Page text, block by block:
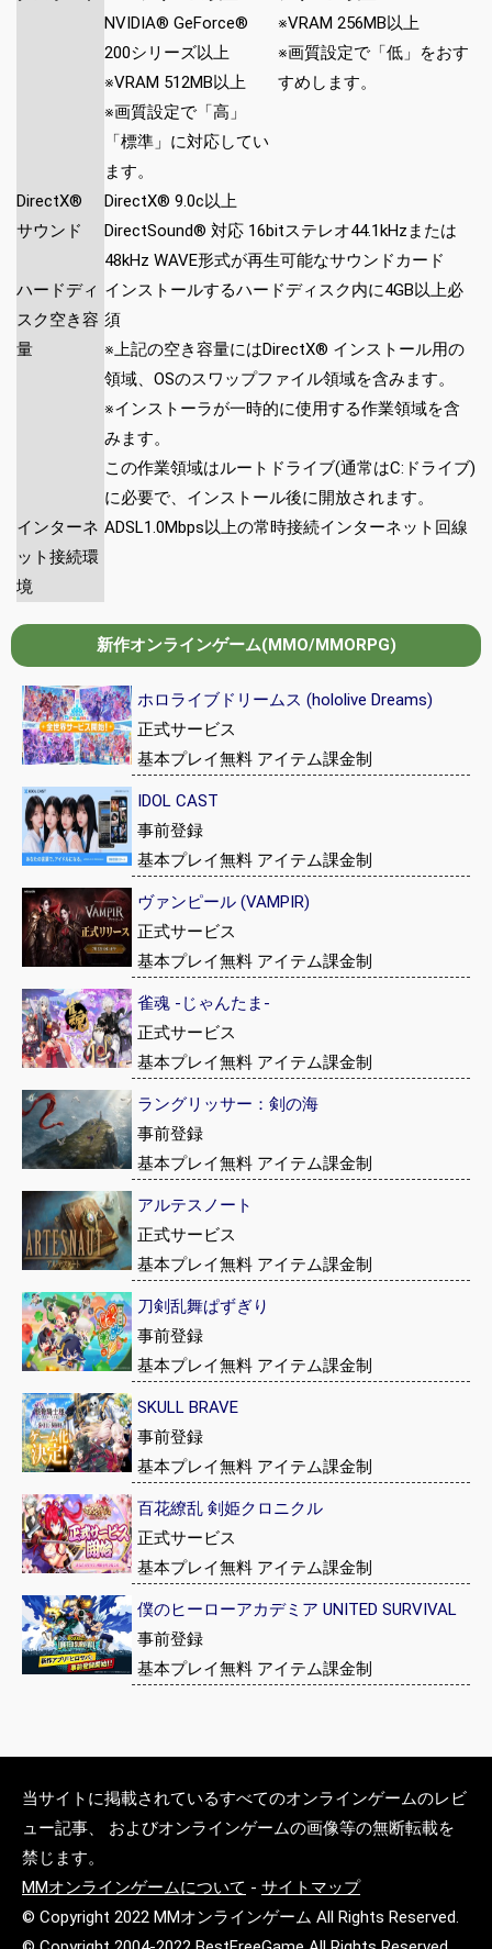
NVIDIA® GeForce®
200シリーズ以上
※VRAM 512MB以上
※画質設定で「高」
「標準」に対応してい
ます。
※VRAM 256MB以上
※画質設定で「低」をおす
すめします。
DirectX®
DirectX® 9.0c以上
サウンド
DirectSound® 対応 16bitステレオ44.1kHzまたは
48kHz WAVE形式が再生可能なサウンドカード
ハードディ
スク空き容
量
インストールするハードディスク内に4GB以上必
須
※上記の空き容量にはDirectX® インストール用の
領域、OSのスワップファイル領域を含みます。
※インストーラが一時的に使用する作業領域を含
みます。
この作業領域はルートドライブ(通常はC:ドライブ)
に必要で、インストール後に開放されます。
インターネ
ット接続環
境
ADSL1.0Mbps以上の常時接続インターネット回線
新作オンラインゲーム(MMO/MMORPG)
ホロライブドリームス (hololive Dreams)
正式サービス
基本プレイ無料 アイテム課金制
IDOL CAST
事前登録
基本プレイ無料 アイテム課金制
ヴァンピール (VAMPIR)
正式サービス
基本プレイ無料 アイテム課金制
雀魂 -じゃんたま-
正式サービス
基本プレイ無料 アイテム課金制
ラングリッサー：剣の海
事前登録
基本プレイ無料 アイテム課金制
アルテスノート
正式サービス
基本プレイ無料 アイテム課金制
刀剣乱舞ぱずぎり
事前登録
基本プレイ無料 アイテム課金制
SKULL BRAVE
事前登録
基本プレイ無料 アイテム課金制
百花繚乱 剣姫クロニクル
正式サービス
基本プレイ無料 アイテム課金制
僕のヒーローアカデミア UNITED SURVIVAL
事前登録
基本プレイ無料 アイテム課金制
当サイトに掲載されているすべてのオンラインゲームのレビ
ュー記事、 およびオンラインゲームの画像等の無断転載を
禁じます。
MMオンラインゲームについて - サイトマップ
© Copyright 2022 MMオンラインゲーム All Rights Reserved.